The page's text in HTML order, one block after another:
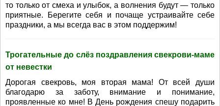
то только от смеха и улыбок, а волнения будут — только
приятные. Берегите себя и почаще устраивайте себе
праздники, а мы всегда вас в этом поддержим!
Трогательные до слёз поздравления свекрови-маме
от невестки
Дорогая свекровь, моя вторая мама! От всей души
благодарю за заботу, внимание и понимание,
проявленные ко мне! В День рождения спешу подарить